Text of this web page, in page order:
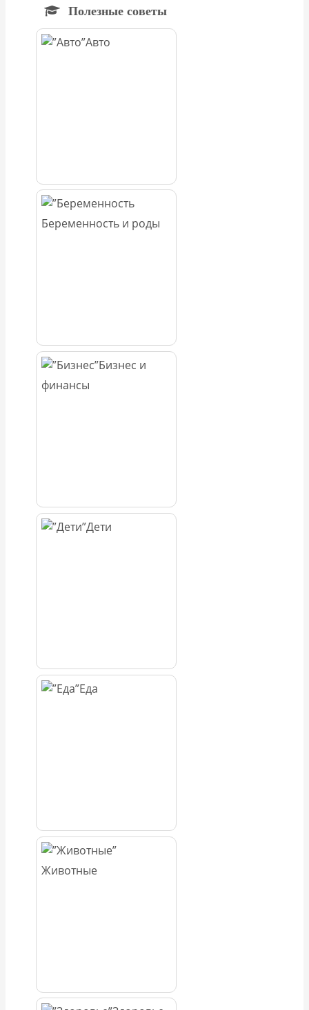
Полезные советы
Авто
Беременность и роды
Бизнес и
финансы
Дети
Еда
Животные